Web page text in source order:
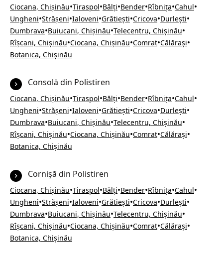
Ciocana, Chișinău•Tiraspol•Bălți•Bender•Rîbnița•Cahul•
Ungheni•Strășeni•Ialoveni•Grătiești•Cricova•Durlești•
Dumbrava•Buiucani, Chișinău•Telecentru, Chișinău•
Rîșcani, Chișinău•Ciocana, Chișinău•Comrat•Călărași•
Botanica, Chișinău
Consolă din Polistiren
Ciocana, Chișinău•Tiraspol•Bălți•Bender•Rîbnița•Cahul•
Ungheni•Strășeni•Ialoveni•Grătiești•Cricova•Durlești•
Dumbrava•Buiucani, Chișinău•Telecentru, Chișinău•
Rîșcani, Chișinău•Ciocana, Chișinău•Comrat•Călărași•
Botanica, Chișinău
Cornișă din Polistiren
Ciocana, Chișinău•Tiraspol•Bălți•Bender•Rîbnița•Cahul•
Ungheni•Strășeni•Ialoveni•Grătiești•Cricova•Durlești•
Dumbrava•Buiucani, Chișinău•Telecentru, Chișinău•
Rîșcani, Chișinău•Ciocana, Chișinău•Comrat•Călărași•
Botanica, Chișinău